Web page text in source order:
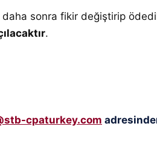
sonra fikir değiştirip
.
cpaturkey.com